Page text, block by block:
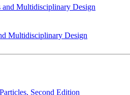
Multidisciplinary Design